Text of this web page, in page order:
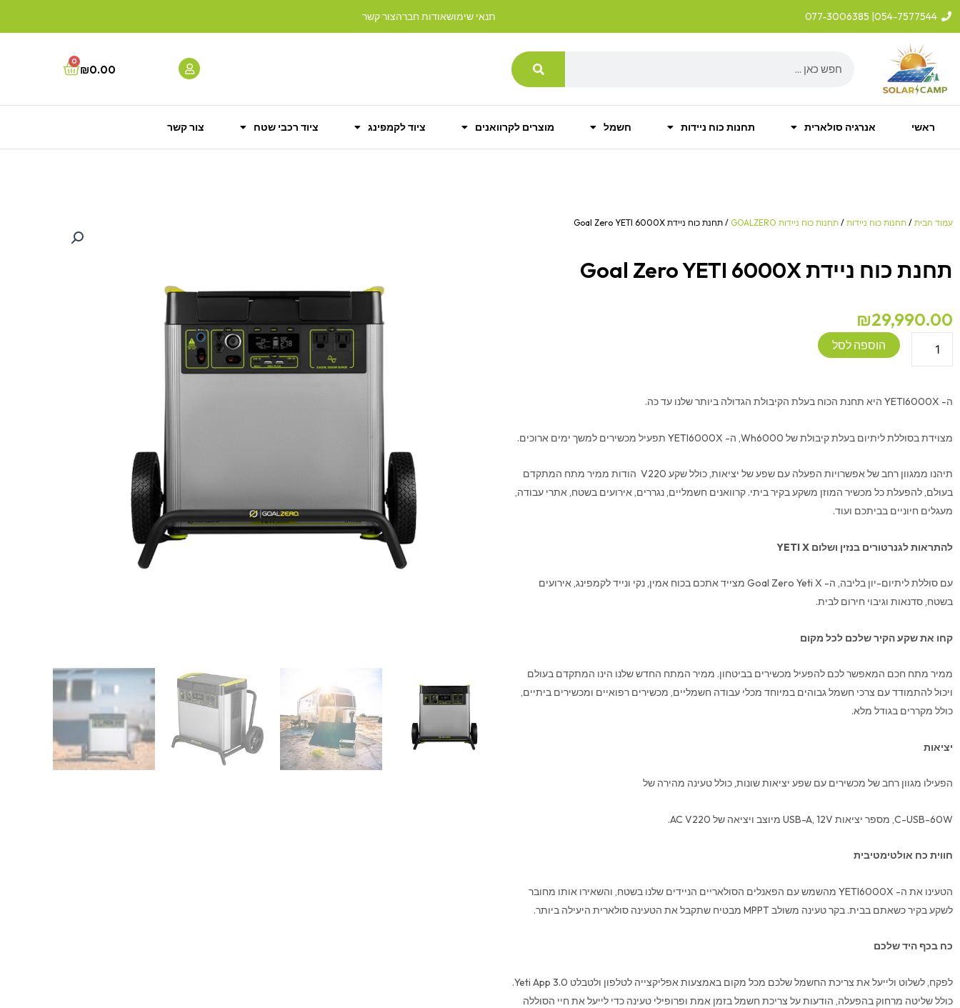
דילוג
054-7577544
| 077-3006385 תנאי שימושאודות חברהצור קשר
₪0.00
0
Cart
ראשי אנרגיה סולארית תחנות כוח ניידות חשמל מוצרים לקרוואנים ציוד לקמפינג ציוד רכבי שטח צור קשר
עמוד הבית / תחנות כוח ניידות / תחנות כוח ניידות GOALZERO / תחנת כוח ניידת Goal Zero YETI 6000X
תחנת כוח ניידת Goal Zero YETI 6000X
₪29,990.00
כוח
Goal
YETI
6000X
הוספה לסל
ה- YETI6000X היא תחנת הכוח בעלת הקיבולת הגדולה ביותר שלנו עד כה.
מצוידת בסוללת ליתיום בעלת קיבולת של Wh6000, ה- YETI6000X תפעיל מכשירים למשך ימים ארוכים.
תיהנו ממגוון רחב של אפשרויות הפעלה עם שפע של יציאות, כולל שקע V220 הודות ממיר מתח המתקדם
בעולם, להפעלת כל מכשיר המוזן משקע בקיר ביתי. קרוואנים חשמליים, נגררים, אירועים בשטח, אתרי עבודה,
מעגלים חיוניים בביתכם ועוד.
להתראות לגנרטורים בנזין ושלום YETI X
עם סוללת ליתיום-יון בליבה, ה- Goal Zero Yeti X מצייד אתכם בכוח אמין, נקי ונייד לקמפינג, אירועים
בשטח, סדנאות וגיבוי חירום לבית.
קחו את שקע הקיר שלכם לכל מקום
ממיר מתח חכם המאפשר לכם להפעיל מכשירים בביטחון. ממיר המתח החדש שלנו הינו המתקדם בעולם
ויכול להתמודד עם צרכי חשמל גבוהים במיוחד מכלי עבודה חשמליים, מכשירים רפואיים ומכשירים ביתיים,
כולל מקררים בגודל מלא.
יציאות
הפעילו מגוון רחב של מכשירים עם שפע יציאות שונות, כולל טעינה מהירה של
C-USB-60W, מספר יציאות USB-A, 12V מיוצב ויציאה של AC V220.
חווית כח אולטימטיבית
הטעינו את ה- YETI6000X מהשמש עם הפאנלים הסולאריים הניידים שלנו בשטח, והשאירו אותו מחובר
לשקע בקיר כשאתם בבית. בקר טעינה משולב MPPT מבטיח שתקבל את הטעינה סולארית היעילה ביותר.
כח בכף היד שלכם
לפקח, לשלוט ולייעל את צריכת החשמל שלכם מכל מקום באמצעות אפליקצייה לטלפון ולטבלט Yeti App 3.0.
כולל שליטה מרחוק בהפעלה, הודעות על צריכת חשמל בזמן אמת ופרופילי טעינה כדי לייעל את חיי הסוללה